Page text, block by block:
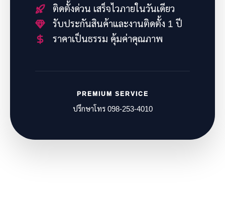
ติดตั้งด่วน เสร็จไวภายในวันเดียว
รับประกันสินค้าและงานติดตั้ง 1 ปี
ราคาเป็นธรรม คุ้มค่าคุณภาพ
PREMIUM SERVICE
ปรึกษาโทร 098-253-4010